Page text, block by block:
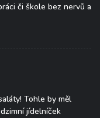
či škole bez nervů a
Tohle by měl
jídelníček